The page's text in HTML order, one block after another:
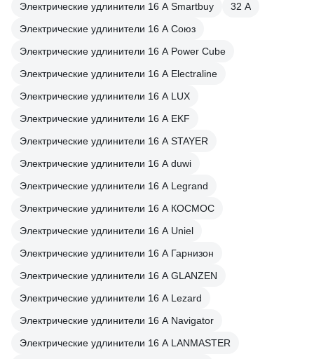
Электрические удлинители 16 А Smartbuy
32 А
Электрические удлинители 16 А Союз
Электрические удлинители 16 А Power Cube
Электрические удлинители 16 А Electraline
Электрические удлинители 16 А LUX
Электрические удлинители 16 А EKF
Электрические удлинители 16 А STAYER
Электрические удлинители 16 А duwi
Электрические удлинители 16 А Legrand
Электрические удлинители 16 А КОСМОС
Электрические удлинители 16 А Uniel
Электрические удлинители 16 А Гарнизон
Электрические удлинители 16 А GLANZEN
Электрические удлинители 16 А Lezard
Электрические удлинители 16 А Navigator
Электрические удлинители 16 А LANMASTER